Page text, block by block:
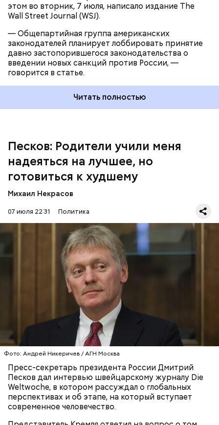
этом во вторник, 7 июля, написало издание The
Wall Street Journal (WSJ).
— Общепартийная группа американских
законодателей планирует лоббировать принятие
давно застопорившегося законодательства о
введении новых санкций против России, —
говорится в статье.
Читать полностью
Песков: Родители учили меня
надеяться на лучшее, но
готовиться к худшему
Михаил Некрасов
07 июля 22:31 Политика
Фото: Андрей Никеричев / АГН Москва
Пресс-секретарь президента России Дмитрий
Песков дал интервью швейцарскому журналу Die
Weltwoche, в котором рассуждал о глобальных
перспективах и об этапе, на который вступает
современное человечество.
— Родители учили меня всегда надеяться на
лучшее, но при этом быть готовым к худшему, —
сказал дипломат в интервью
изданию
Песков в том же интервью отметил, что Россия
специальную военную операцию на Украине. По
словам представителя Кремля, Москва никогда не
станет инициатором нового глобального военного
конфликта, но будет делатьвсе необходимое
он сопровождался победой. Продолжая разговор
о перспективе мира, он отметил, что президент
обещая украинцам прекратить войну, и он все еще
может это сделать, приняв «очень ответственное
решение».
ДМИТРИЙ ПЕСКОВ РОССИЯ